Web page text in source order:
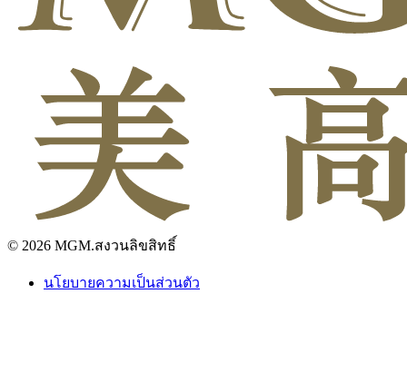
© 2026 MGM.สงวนลิขสิทธิ์
นโยบายความเป็นส่วนตัว